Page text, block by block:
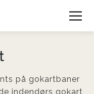
på gokartbaner
indendørs gokart